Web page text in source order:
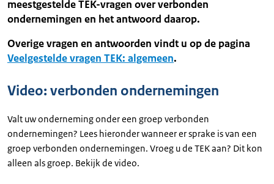
meestgestelde TEK-vragen over verbonden
ondernemingen en het antwoord daarop.
Overige vragen en antwoorden vindt u op de pagina
Veelgestelde vragen TEK: algemeen.
Video: verbonden ondernemingen
Valt uw onderneming onder een groep verbonden
ondernemingen? Lees hieronder wanneer er sprake is van een
groep verbonden ondernemingen. Vroeg u de TEK aan? Dit kon
alleen als groep. Bekijk de video.